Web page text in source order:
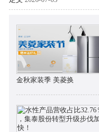
金秋家装季 美菱换